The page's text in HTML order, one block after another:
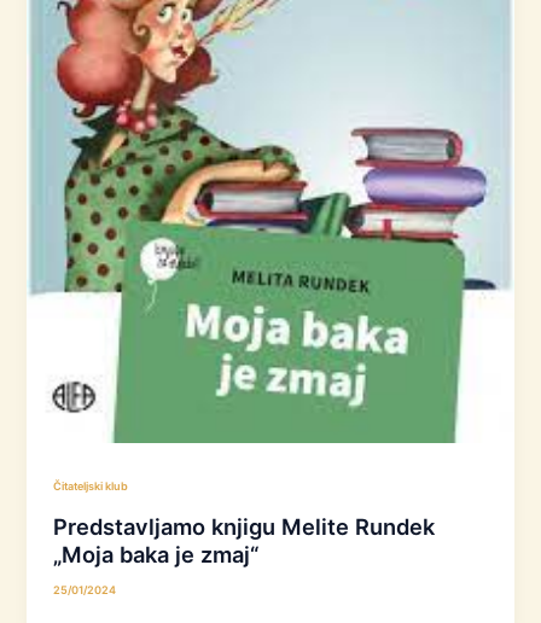
Čitateljski klub
Predstavljamo knjigu Melite Rundek
„Moja baka je zmaj“
25/01/2024